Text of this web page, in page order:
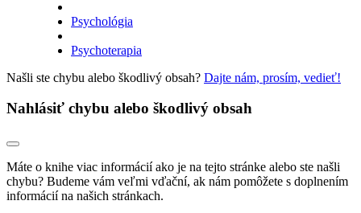
Psychológia
Psychoterapia
Našli ste chybu alebo škodlivý obsah? Dajte nám, prosím, vedieť!
Nahlásiť chybu alebo škodlivý obsah
Máte o knihe viac informácií ako je na tejto stránke alebo ste našli
chybu? Budeme vám veľmi vďační, ak nám pomôžete s doplnením
informácií na našich stránkach.